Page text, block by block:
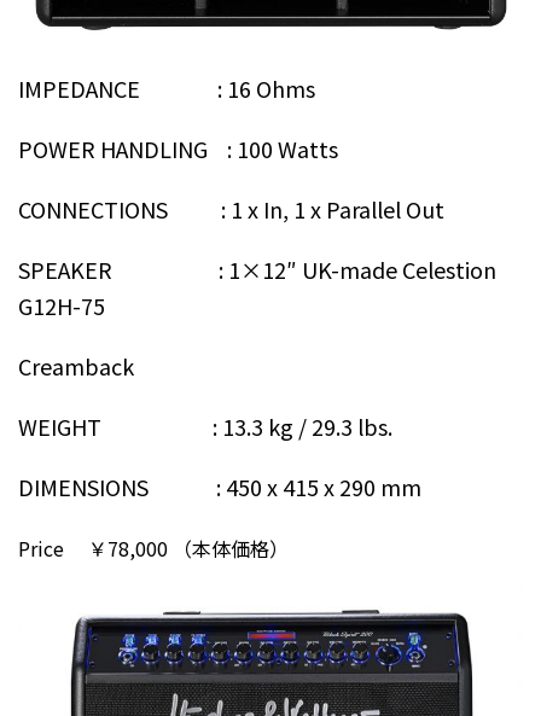
IMPEDANCE : 16 Ohms
POWER HANDLING : 100 Watts
CONNECTIONS : 1 x In, 1 x Parallel Out
SPEAKER : 1×12″ UK-made Celestion
G12H-75
Creamback
WEIGHT : 13.3 kg / 29.3 lbs.
DIMENSIONS : 450 x 415 x 290 mm
Price ￥78,000 （本体価格）